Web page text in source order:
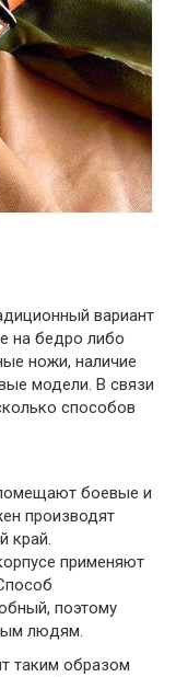
вариант
на бедро либо
ножи, наличие
модели. В связи
способов
боевые и
производят
край.
применяют
поэтому
людям.
таким образом